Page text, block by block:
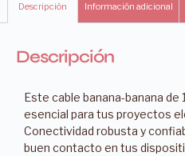
Descripción Información adicional
Descripción
Este cable banana-banana
esencial para tus proyectos
Conectividad robusta y
buen contacto en tus